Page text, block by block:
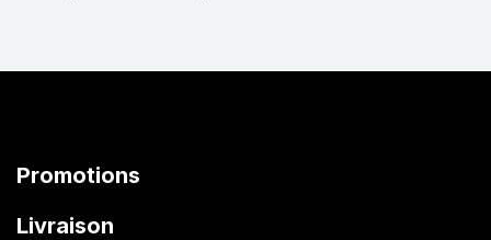
Promotions
Livraison